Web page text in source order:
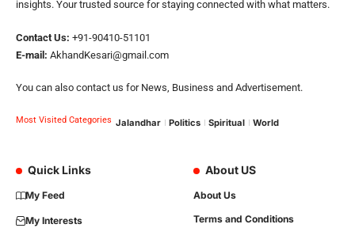
insights. Your trusted source for staying connected with what matters.
Contact Us: +91-90410-51101
E-mail: AkhandKesari@gmail.com
You can also contact us for News, Business and Advertisement.
Most Visited Categories Jalandhar Politics Spiritual World
Quick Links
My Feed
My Interests
About US
About Us
Terms and Conditions